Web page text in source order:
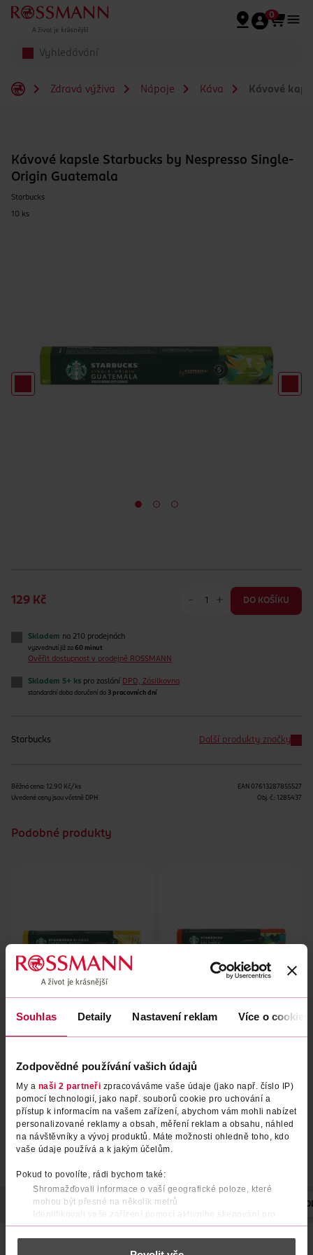
Souhlas Detaily Nastavení reklam Více o cookies
Zodpovědné používání vašich údajů
My a naši 2 partneři zpracováváme vaše údaje (jako např. číslo IP)
pomocí technologií, jako např. souborů cookie pro uchování a
přístup k informacím na vašem zařízení, abychom vám mohli nabízet
personalizované reklamy a obsah, měření reklam a obsahu, náhled
na návštěvníky a vývoj produktů. Máte možnosti ohledně toho, kdo
vaše údaje používá a k jakým účelům.
Pokud to povolíte, rádi bychom také:
Shromažďovali informace o vaší geografické poloze, které
mohou být přesné na několik metrů
Identifikovali vaše zařízení pomocí aktivního skenování pro
konkrétní charakteristiky (otisk prstu)
Zjistěte více o tom, jak zpracováváme vaše osobní údaje, a nastavte
Přeskočit na hlavmní obsah
0
Zdravá výživa Nápoje Káva Kávové
Kávové kapsle Starbucks by Nespresso Single-
Origin Guatemala
Starbucks
10 ks
129 Kč - + DO KOŠÍKU
Skladem na 210 prodejnách
vyzvednutí již za 60 minut
Ověřit dostupnost v prodejně ROSSMANN
Skladem 5+ ks pro zaslání DPD, Zásilkovna
standardní doba doručení do 3 pracovních dní
Starbucks Další produkty značky
Běžná cena: 12.90 Kč/ks
Uvedené ceny jsou včetně DPH
EAN 07613287855527
Obj. č.: 1285437
Podobné produkty
Kávové kapsle Starbucks by
Nespresso Blonde Espresso
DO KOŠÍKU
Obj. č.: 1285420
Kávové kapsle Starbucks by
Nespresso Single-Origin
DO KOŠÍKU
Obj. č.: 1285444
POPIS POUŽITÍ SLOŽENÍ VÝROBCE/
Starbucks® by Nespresso® Single-Origin Guatemala, káva
pocházející z Guatemaly, se vyznačuje vyváženou chutí,